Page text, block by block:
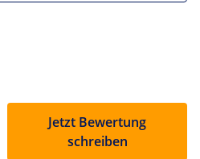
Jetzt Bewertung
schreiben